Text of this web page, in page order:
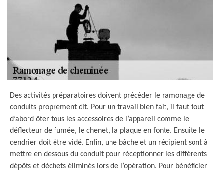
Des activités préparatoires doivent précéder le ramonage de
conduits proprement dit. Pour un travail bien fait, il faut tout
d’abord ôter tous les accessoires de l’appareil comme le
déflecteur de fumée, le chenet, la plaque en fonte. Ensuite le
cendrier doit être vidé. Enfin, une bâche et un récipient sont à
mettre en dessous du conduit pour réceptionner les différents
dépôts et déchets éliminés lors de l’opération. Pour bénéficier